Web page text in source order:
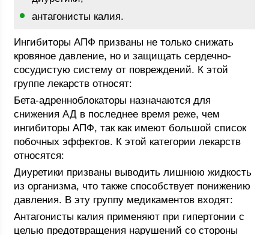
антагонисты калия.
Ингибиторы АПФ призваны не только снижать
кровяное давление, но и защищать сердечно-
сосудистую систему от повреждений. К этой
группе лекарств относят:
Бета-адренноблокаторы назначаются для
снижения АД в последнее время реже, чем
ингибиторы АПФ, так как имеют большой список
побочных эффектов. К этой категории лекарств
относятся:
Диуретики призваны выводить лишнюю жидкость
из организма, что также способствует понижению
давления. В эту группу медикаментов входят:
Антагонисты калия применяют при гипертонии с
целью предотвращения нарушений со стороны